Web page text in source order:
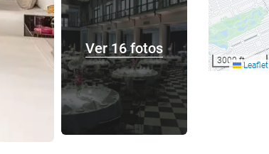
Ver 16 fotos
3000 ftLeaflet